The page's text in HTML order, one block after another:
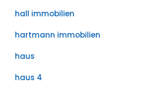
hall immobilien
hartmann immobilien
haus
haus 4